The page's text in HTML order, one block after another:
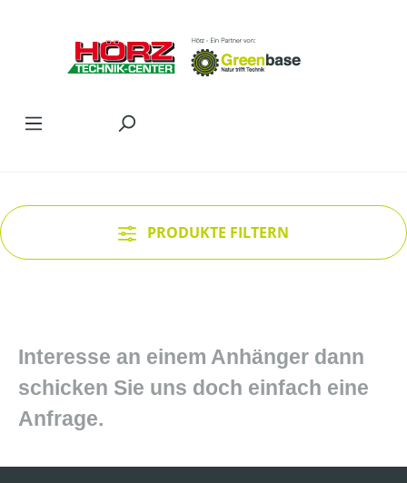
PRODUKTE FILTERN
Interesse an einem Anhänger dann
schicken Sie uns doch einfach eine
Anfrage.